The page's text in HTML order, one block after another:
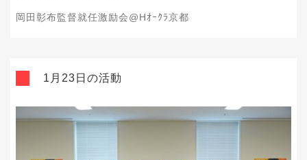
岡田彰布監督就任激励会@Hｵｰｸﾗ京都
1月23日の活動